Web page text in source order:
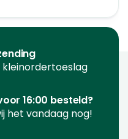
16:00 besteld?
het vandaag nog!